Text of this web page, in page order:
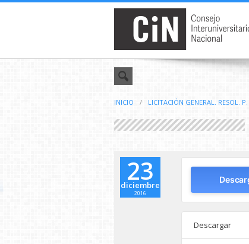
INICIO / LICITACIÓN GENERAL. RESOL.
23
diciembre
2016
Descargar